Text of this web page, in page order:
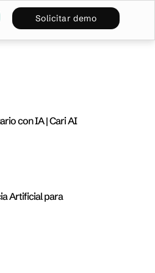
Solicitar demo
con IA | Cari AI
Artificial para